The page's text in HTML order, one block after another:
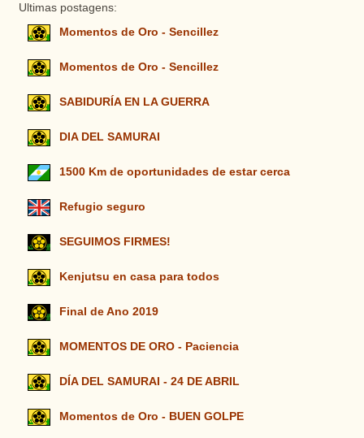
Ultimas postagens:
Momentos de Oro - Sencillez
Momentos de Oro - Sencillez
SABIDURÍA EN LA GUERRA
DIA DEL SAMURAI
1500 Km de oportunidades de estar cerca
Refugio seguro
SEGUIMOS FIRMES!
Kenjutsu en casa para todos
Final de Ano 2019
MOMENTOS DE ORO - Paciencia
DÍA DEL SAMURAI - 24 DE ABRIL
Momentos de Oro - BUEN GOLPE